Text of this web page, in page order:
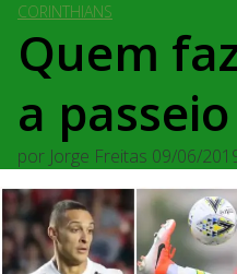
CORINTHIANS
Quem
a passeio
por Jorge Freitas 09/06/